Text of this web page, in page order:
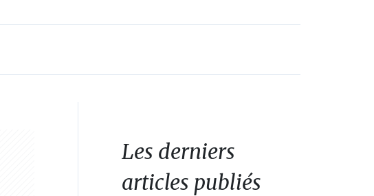
Les derniers
articles publiés